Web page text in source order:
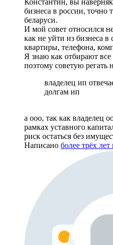
бизнеса в россии, точно
беларуси.
И мой совет относился
как не уйти из бизнеса
квартиры, телефона,
Я знаю как отбирают
поэтому советую регать
владелец ип
долгам ип
а ооо, так как владелец
рамках уставного
риск остаться без
Написано более трёх лет